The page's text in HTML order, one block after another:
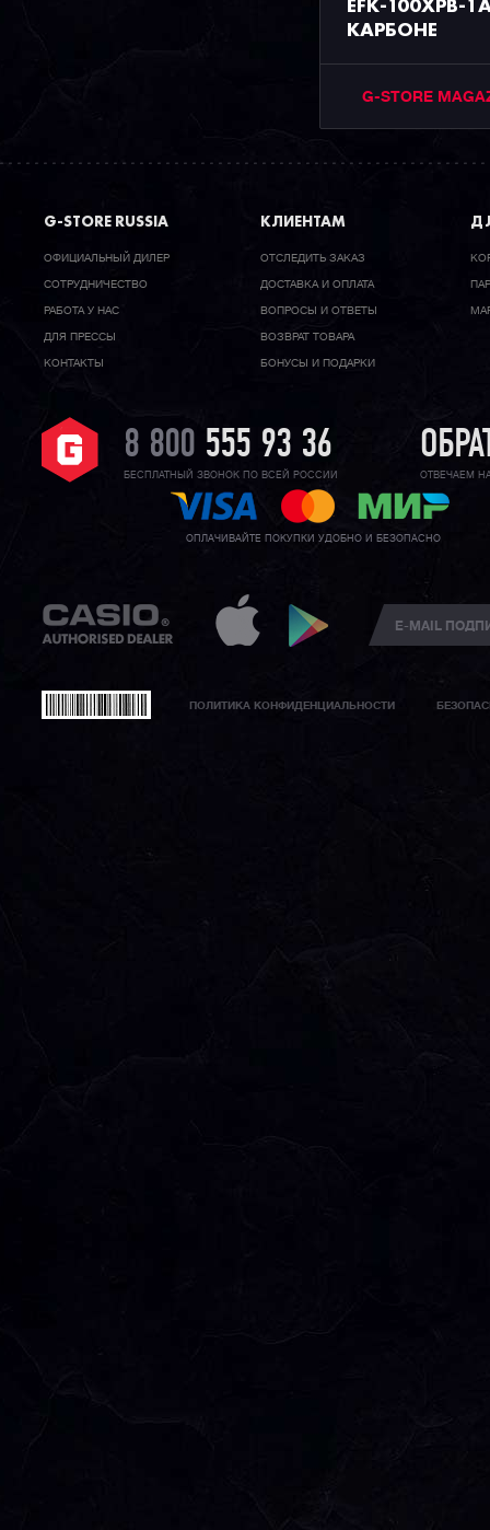
EFK-100XPB-
КАРБОНЕ
G-STORE
G-STORE RUSSIA
ОФИЦИАЛЬНЫЙ ДИЛЕР
CОТРУДНИЧЕСТВО
РАБОТА У НАС
ДЛЯ ПРЕССЫ
КОНТАКТЫ
КЛИЕНТАМ
ОТСЛЕДИТЬ ЗАКАЗ
ДОСТАВКА И ОПЛАТА
ВОПРОСЫ И ОТВЕТЫ
ВОЗВРАТ ТОВАРА
БОНУСЫ И ПОДАРКИ
8 800 555 93 36
БЕСПЛАТНЫЙ ЗВОНОК ПО ВСЕЙ РОССИИ ОТВЕЧАЕМ
ОПЛАЧИВАЙТЕ ПОКУПКИ УДОБНО И БЕЗОПАСНО
ПОЛИТИКА КОНФИДЕНЦИАЛЬНОСТИ